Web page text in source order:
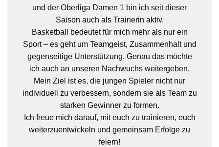
und der Oberliga Damen 1 bin ich seit dieser
Saison auch als Trainerin aktiv.
Basketball bedeutet für mich mehr als nur ein
Sport – es geht um Teamgeist, Zusammenhalt und
gegenseitige Unterstützung. Genau das möchte
ich auch an unseren Nachwuchs weitergeben.
Mein Ziel ist es, die jungen Spieler nicht nur
individuell zu verbessern, sondern sie als Team zu
starken Gewinner zu formen.
Ich freue mich darauf, mit euch zu trainieren, euch
weiterzuentwickeln und gemeinsam Erfolge zu
feiern!